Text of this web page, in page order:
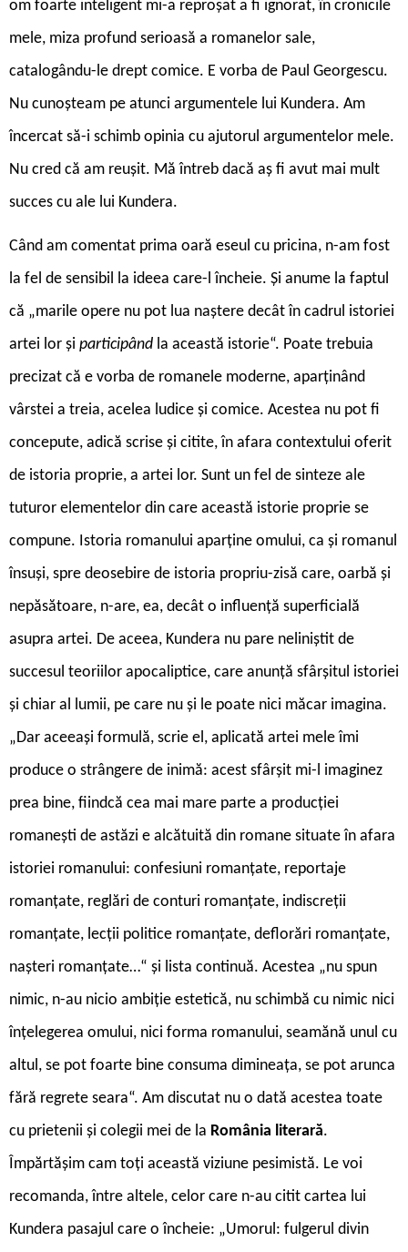
om foarte inteligent mi-a reproșat a fi ignorat, în cronicile
mele, miza profund serioasă a romanelor sale,
catalogându-le drept comice. E vorba de Paul Georgescu.
Nu cunoșteam pe atunci argumentele lui Kundera. Am
încercat să-i schimb opinia cu ajutorul argumentelor mele.
Nu cred că am reușit. Mă întreb dacă aș fi avut mai mult
succes cu ale lui Kundera.
Când am comentat prima oară eseul cu pricina, n-am fost
la fel de sensibil la ideea care-l încheie. Și anume la faptul
că „marile opere nu pot lua naștere decât în cadrul istoriei
artei lor și participând la această istorie“. Poate trebuia
precizat că e vorba de romanele moderne, aparținând
vârstei a treia, acelea ludice și comice. Acestea nu pot fi
concepute, adică scrise și citite, în afara contextului oferit
de istoria proprie, a artei lor. Sunt un fel de sinteze ale
tuturor elementelor din care această istorie proprie se
compune. Istoria romanului aparține omului, ca și romanul
însuși, spre deosebire de istoria propriu-zisă care, oarbă și
nepăsătoare, n-are, ea, decât o influență superficială
asupra artei. De aceea, Kundera nu pare neliniștit de
succesul teoriilor apocaliptice, care anunță sfârșitul istoriei
și chiar al lumii, pe care nu și le poate nici măcar imagina.
„Dar aceeași formulă, scrie el, aplicată artei mele îmi
produce o strângere de inimă: acest sfârșit mi-l imaginez
prea bine, fiindcă cea mai mare parte a producției
romanești de astăzi e alcătuită din romane situate în afara
istoriei romanului: confesiuni romanțate, reportaje
romanțate, reglări de conturi romanțate, indiscreții
romanțate, lecții politice romanțate, deflorări romanțate,
nașteri romanțate…“ și lista continuă. Acestea „nu spun
nimic, n-au nicio ambiție estetică, nu schimbă cu nimic nici
înțelegerea omului, nici forma romanului, seamănă unul cu
altul, se pot foarte bine consuma dimineața, se pot arunca
fără regrete seara“. Am discutat nu o dată acestea toate
cu prietenii și colegii mei de la România literară.
Împărtășim cam toți această viziune pesimistă. Le voi
recomanda, între altele, celor care n-au citit cartea lui
Kundera pasajul care o încheie: „Umorul: fulgerul divin